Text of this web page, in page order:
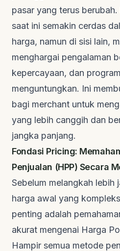
pasar yang terus
saat ini semakin cerdas
harga, namun di sisi lain,
menghargai pengalaman
kepercayaan, dan
menguntungkan. Ini
bagi merchant untuk
yang lebih canggih dan
jangka panjang.
Fondasi Pricing:
Penjualan (HPP) Secara
Sebelum melangkah lebih
harga awal yang
penting adalah
akurat mengenai Harga
Hampir semua metode